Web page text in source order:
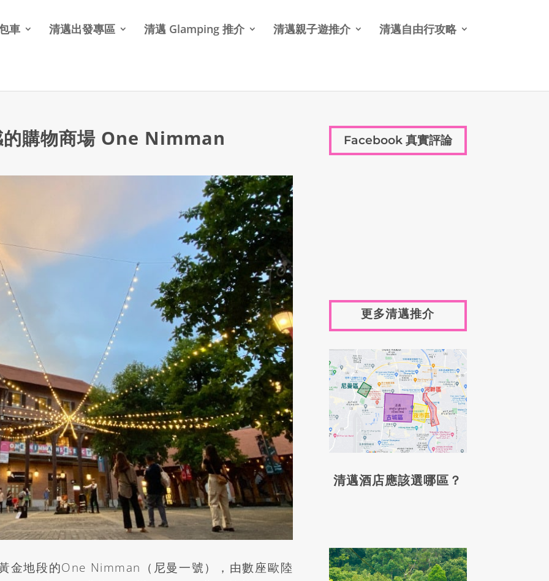
車 清邁出發專區 清邁 Glamping 推介 清邁親子遊推介 清邁自由行攻略
的購物商場 One Nimman
金地段的One Nimman （尼曼一號），由數座歐陸
Facebook 真實評論
更多清邁推介
清邁酒店應該選哪區？